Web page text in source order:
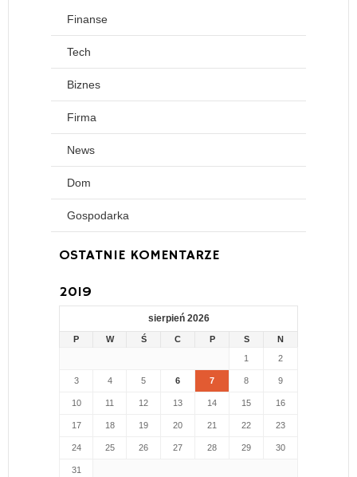
Finanse
Tech
Biznes
Firma
News
Dom
Gospodarka
OSTATNIE KOMENTARZE
2019
sierpień 2026
P W Ś C P S
N
1
2
3 4 5 6 7 8 9
10 11 12 13 14 15 16
17 18 19 20 21 22 23
24 25 26 27 28 29 30
31